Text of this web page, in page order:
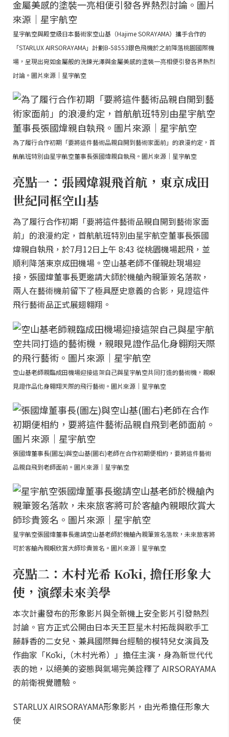
星宇航空與殿堂級日本藝術家空山基（Hajime SORAYAMA）攜手合作的
「STARLUX AIRSORAYAMA」計劃B-58553銀色飛機於之前降落桃園國際機
場，呈現出宛如金屬般的洗鍊光澤與金屬美感的塗裝一亮相便引發各界熱烈
討論。圖片來源｜星宇航空
為了履行合作初期「要將這件藝術品親自開到藝術家面前」的浪漫約定，首
航航班特別由星宇航空董事長張國煒親自執飛。圖片來源｜星宇航空
亮點一：張國煒親飛首航，東京成田
世紀同框空山基
為了履行合作初期「要將這件藝術品親自開到藝術家面
前」的浪漫約定，首航航班特別由星宇航空董事長張國
煒親自執飛，於7月12日上午 8:43 從桃園機場起飛，並
順利降落東京成田機場。空山基老師不僅親赴現場迎
接，張國煒董事長更邀請大師於機艙內親筆簽名落款，
兩人在藝術機前留下了極具歷史意義的合影，見證這件
飛行藝術品正式展翅翱翔。
空山基老師親臨成田機場迎接這架自己與星宇航空共同打造的藝術機，親眼
見證作品化身翱翔天際的飛行藝術。圖片來源｜星宇航空
張國煒董事長(圖左)與空山基(圖右)老師在合作初期便相約，要將這件藝術
品親自飛到老師面前。圖片來源｜星宇航空
星宇航空張國煒董事長邀請空山基老師於機艙內親筆簽名落款，未來旅客將
可於客艙內親眼欣賞大師珍貴簽名。圖片來源｜星宇航空
亮點二：木村光希 Kōki, 擔任形象大
使，演繹未來美學
本次計畫發布的形象影片與全新機上安全影片引發熱烈
討論。官方正式公開由日本天王巨星木村拓哉與歌手工
藤靜香的二女兒、兼具國際舞台經驗的模特兒女演員及
作曲家「Kōki,（木村光希）」擔任主演，身為新世代代
表的她，以絕美的姿態與氣場完美詮釋了 AIRSORAYAMA
的前衛視覺體驗。
STARLUX AIRSORAYAMA形象影片，由光希擔任形象大
使